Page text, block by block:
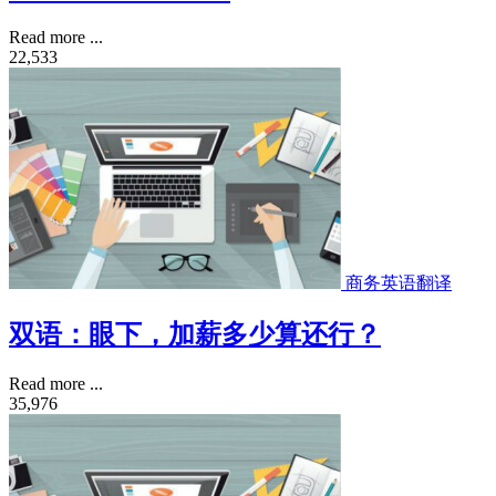
Read more ...
22,533
商务英语翻译
双语：眼下，加薪多少算还行？
Read more ...
35,976